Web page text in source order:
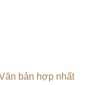
bản hợp nhất